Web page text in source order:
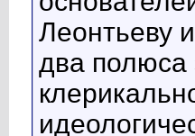
Леонтьеву
два полюса